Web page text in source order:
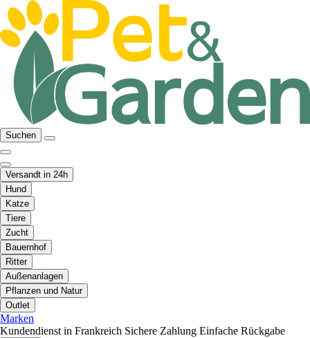
Suchen
Versandt in 24h
Hund
Katze
Tiere
Zucht
Bauernhof
Ritter
Außenanlagen
Pflanzen und Natur
Outlet
Marken
Kundendienst in Frankreich Sichere Zahlung Einfache Rückgabe